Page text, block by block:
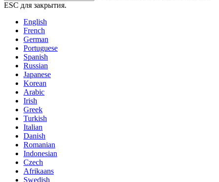
ESC для закрытия.
English
French
German
Portuguese
Spanish
Russian
Japanese
Korean
Arabic
Irish
Greek
Turkish
Italian
Danish
Romanian
Indonesian
Czech
Afrikaans
Swedish